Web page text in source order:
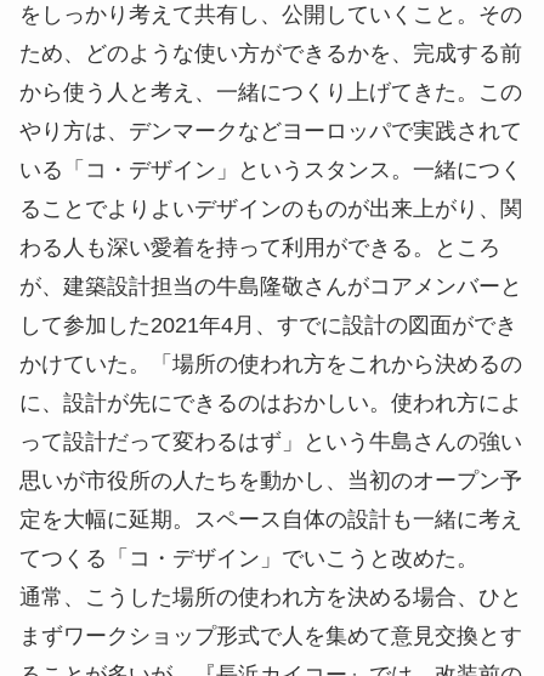
をしっかり考えて共有し、公開していくこと。その
ため、どのような使い方ができるかを、完成する前
から使う人と考え、一緒につくり上げてきた。この
やり方は、デンマークなどヨーロッパで実践されて
いる「コ・デザイン」というスタンス。一緒につく
ることでよりよいデザインのものが出来上がり、関
わる人も深い愛着を持って利用ができる。ところ
が、建築設計担当の牛島隆敬さんがコアメンバーと
して参加した2021年4月、すでに設計の図面ができ
かけていた。「場所の使われ方をこれから決めるの
に、設計が先にできるのはおかしい。使われ方によ
って設計だって変わるはず」という牛島さんの強い
思いが市役所の人たちを動かし、当初のオープン予
定を大幅に延期。スペース自体の設計も一緒に考え
てつくる「コ・デザイン」でいこうと改めた。
通常、こうした場所の使われ方を決める場合、ひと
まずワークショップ形式で人を集めて意見交換とす